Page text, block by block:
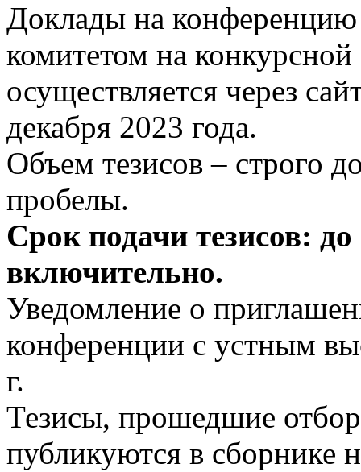
Доклады на
комитетом на
осуществляется через
декабря 2023 года.
Объем тезисов – строго
пробелы.
Срок подачи тезисов:
включительно.
Уведомление о
конференции с устным
г.
Тезисы, прошедшие
публикуются в сборнике